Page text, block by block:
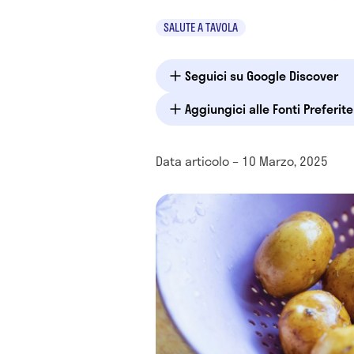
SALUTE A TAVOLA
Seguici su Google Discover
Aggiungici alle Fonti
Data articolo – 10 Marzo, 2025